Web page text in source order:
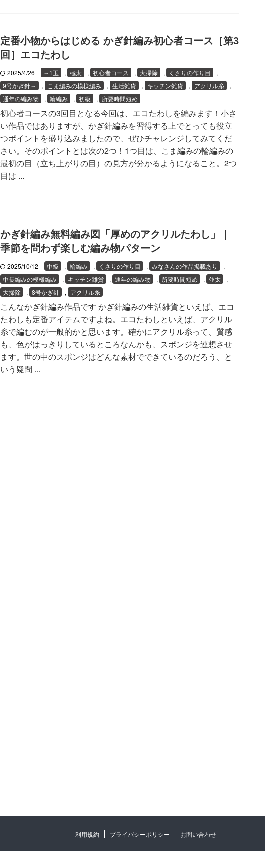
定番小物からはじめる かぎ針編み初心者コース［第3
回］エコたわし
2025/4/26 ～1玉 , 極太 , 初心者コース , 大掃除 , くさりの作り目
,
9号かぎ針～
, こま編みの模様編み , 生活雑貨 , キッチン雑貨 , アクリル糸
,
通年の編み物
, 輪編み , 初級 , 所要時間短め
初心者コースの3回目となる今回は、エコたわしを編みます！小さ
い作品ではありますが、かぎ針編みを習得する上でとっても役立
つポイントを盛り込みましたので、ぜひチャレンジしてみてくだ
さい。そのポイントとは次の2つ！1つ目は、こま編みの輪編みの
最初の目（立ち上がりの目）の見方が分かるようになること。2つ
目は ...
かぎ針編み無料編み図「厚めのアクリルたわし」｜
季節を問わず楽しむ編み物パターン
2025/10/12 中級 , 輪編み , くさりの作り目 , みなさんの作品掲載あり
,
中長編みの模様編み
, キッチン雑貨 , 通年の編み物 , 所要時間短め , 並太
,
大掃除
, 8号かぎ針 , アクリル糸
こんなかぎ針編み作品です かぎ針編みの生活雑貨といえば、エコ
たわしも定番アイテムですよね。エコたわしといえば、アクリル
糸で編むのが一般的かと思います。確かにアクリル糸って、質感
も、色がはっきりしているところなんかも、スポンジを連想させ
ます。世の中のスポンジはどんな素材でできているのだろう、と
いう疑問 ...
利用規約 プライバシーポリシー お問い合わせ